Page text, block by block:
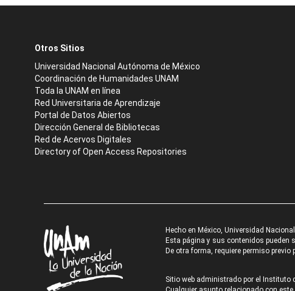
Otros Sitios
Universidad Nacional Autónoma de México
Coordinación de Humanidades UNAM
Toda la UNAM en línea
Red Universitaria de Aprendizaje
Portal de Datos Abiertos
Dirección General de Bibliotecas
Red de Acervos Digitales
Directory of Open Access Repositories
Hecho en México, Universidad
Esta página y sus contenidos pueden
De otra forma, requiere permiso
Sitio web administrado por el Instituto